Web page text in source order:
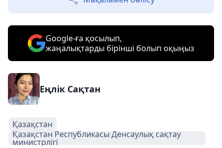
Google-ға қосылып,
жаңалықтарды бірінші болып оқыңыз
Еңлік Сақтан
Қазақстан
Қазақстан Республикасы Денсаулық сақтау
министрлігі